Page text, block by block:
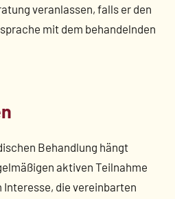
veranlassen, falls er den
mit dem behandelnden
Behandlung hängt
aktiven Teilnahme
Interesse, die vereinbarten